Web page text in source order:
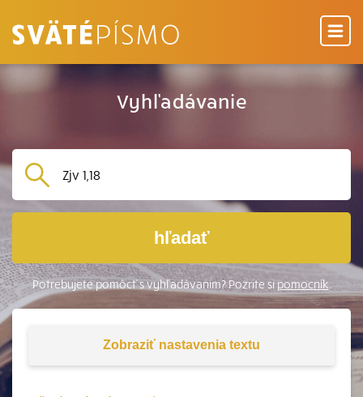
Vyhľadávanie
hľadať
Potrebujete pomôcť s vyhľadávaním? Pozrite sipomocník.
Zobraziť nastavenia textu